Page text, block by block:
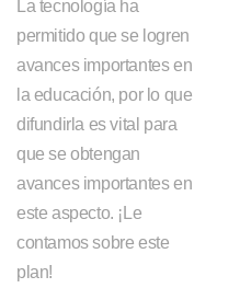
La tecnología ha
permitido que se logren
avances importantes en
la educación, por lo que
difundirla es vital para
que se obtengan
avances importantes en
este aspecto. ¡Le
contamos sobre este
plan!